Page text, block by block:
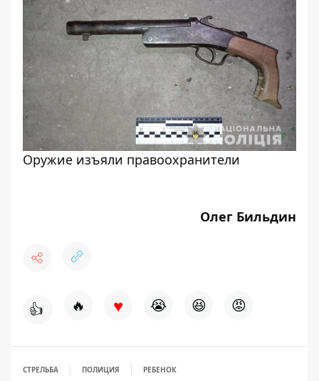
Оружие изъяли правоохранители
Олег Бильдин
👍 🔥 ♥ 😭 😆 😡
СТРЕЛЬБА ПОЛИЦИЯ РЕБЕНОК